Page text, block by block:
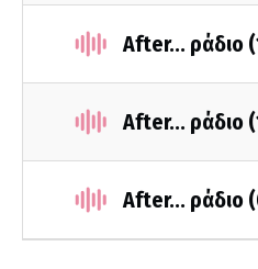
After... ράδιο
After... ράδιο
After... ράδιο